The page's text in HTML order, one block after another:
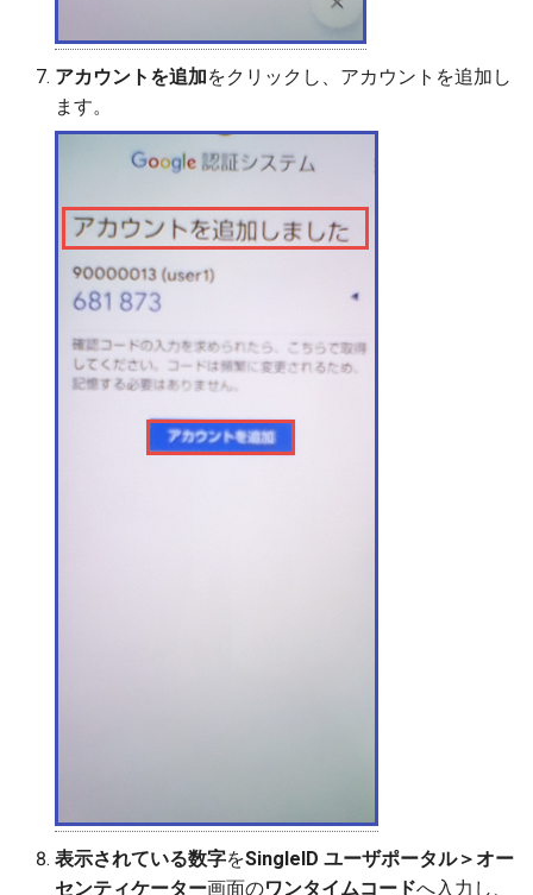
アカウントを追加をクリックし、アカウントを追加し
ます。
表示されている数字をSingleID ユーザポータル＞オー
センティケーター画面のワンタイムコードへ入力し、